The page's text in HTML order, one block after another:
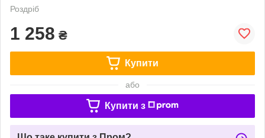
Роздріб
1 258 ₴
Купити
або
Купити з